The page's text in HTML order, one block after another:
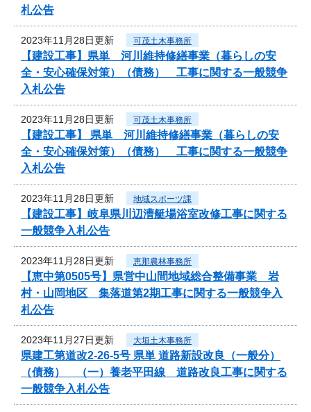
札公告
2023年11月28日更新 可茂土木事務所
【建設工事】県単 河川維持修繕事業（暮らしの安
全・安心確保対策）（債務） 工事に関する一般競争
入札公告
2023年11月28日更新 可茂土木事務所
【建設工事】 県単 河川維持修繕事業（暮らしの安
全・安心確保対策）（債務） 工事に関する一般競争
入札公告
2023年11月28日更新 地域スポーツ課
【建設工事】岐阜県川辺漕艇場浴室改修工事に関する
一般競争入札公告
2023年11月28日更新 恵那農林事務所
【恵中第0505号】県営中山間地域総合整備事業 岩
村・山岡地区 集落道第2期工事に関する一般競争入
札公告
2023年11月27日更新 大垣土木事務所
県建工第道改2-26-5号 県単 道路新設改良（一般分）
（債務） （一）養老平田線 道路改良工事に関する
一般競争入札公告